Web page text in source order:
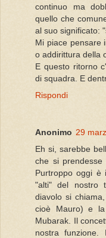
continuo ma
quello che
al suo significato:
Mi piace pensare
o addirittura della
E questo ritorno
di squadra. E
Rispondi
Anonimo 29
Eh si, sarebbe
che si
Purtroppo oggi è
"alti" del nostro
diavolo si
cioè Mauro) e la
Mubarak. Il
nostra